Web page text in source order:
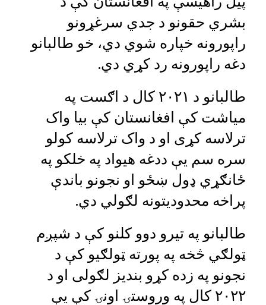
بشري حقونو د جدي سرغړونو
راپورونه خپاره شوي دي، خو طالبانو
دغه راپورونه رد کړي دي.
طالبانو د ۲۰۲۱ کال د اګست په
میاشت کې افغانستان کې بیا واک
ترلاسه کړی او د واک ترلاسه کولو
سره سم یې ددغه هیواد په خلکو په
ځانګړي ډول ښځو او نجونو باندې
پراخه محدودیتونه لګولي دي.
طالبانو په تیرو دوو کلنو کې د شپږم
ټولګي څخه په پورته ټولګیو کې د
نجونو په زده کړو بندیز لګولی او د
۲۰۲۲ کال په وروستۍ اونۍ کې یې